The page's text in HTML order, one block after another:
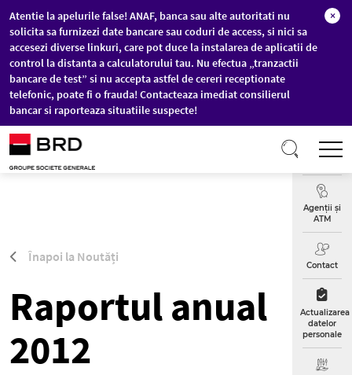
Sari la conținutul principal
Atentie la apelurile false! ANAF, banca sau alte autoritati nu
solicita sa furnizezi date bancare sau coduri de access, si nici sa
accesezi diverse linkuri, care pot duce la instalarea de aplicatii de
control la distanta a calculatorului tau. Nu efectua „tranzactii
bancare de test” si nu accepta astfel de cereri receptionate
telefonic, poate fi o frauda! Contacteaza imediat consilierul
bancar si raporteaza situatiile suspecte!
×
Curs
Agenții și
ATM
Contact
Actualizarea
datelor
personale
Înapoi la Noutăți
Raportul anual
2012